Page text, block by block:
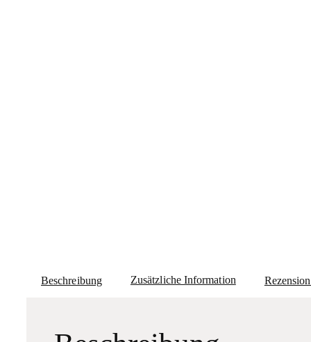
Beschreibung Zusätzliche Information